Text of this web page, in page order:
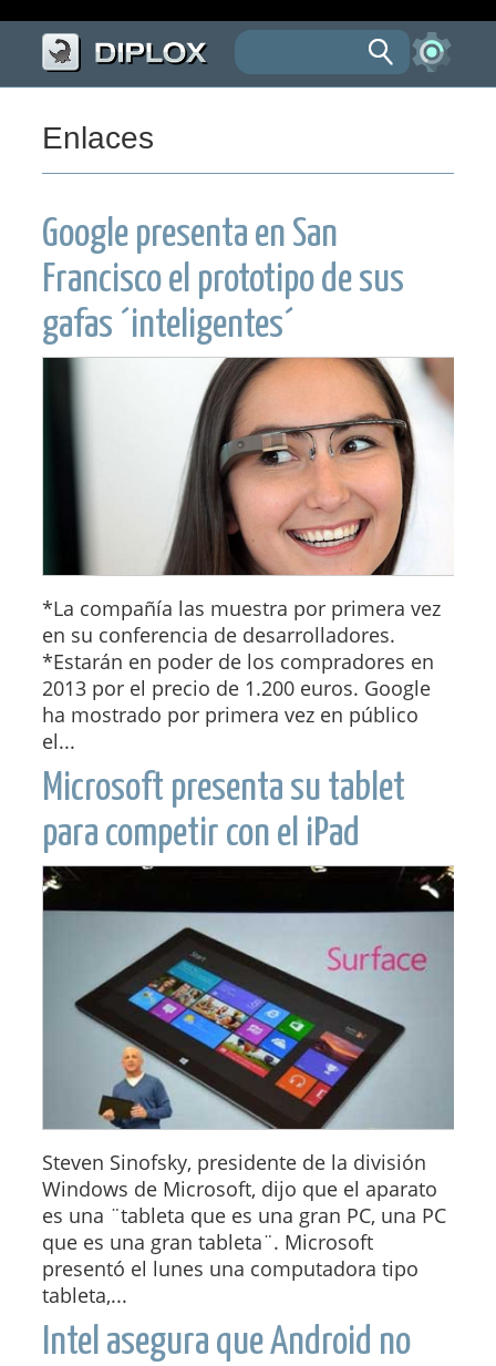
Enlaces
Google presenta en San
Francisco el prototipo de sus
gafas ´inteligentes´
*La compañía las muestra por primera vez
en su conferencia de desarrolladores.
*Estarán en poder de los compradores en
2013 por el precio de 1.200 euros. Google
ha mostrado por primera vez en público
el...
Microsoft presenta su tablet
para competir con el iPad
Steven Sinofsky, presidente de la división
Windows de Microsoft, dijo que el aparato
es una ¨tableta que es una gran PC, una PC
que es una gran tableta¨. Microsoft
presentó el lunes una computadora tipo
tableta,...
Intel asegura que Android no